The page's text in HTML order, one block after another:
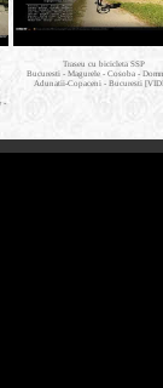
-
Traseu cu bicicleta SSP
Bucuresti - Magurele - Cosoba -
Adunatii-Copaceni - Bucuresti